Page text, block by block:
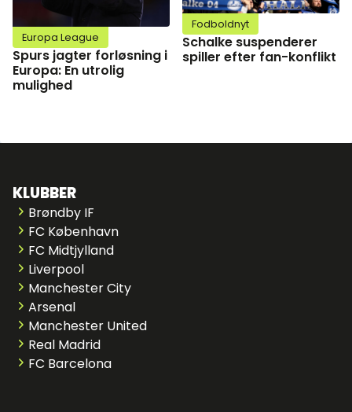
Europa League
Spurs jagter forløsning i
Europa: En utrolig
mulighed
Fodboldnyt
Schalke suspenderer
spiller efter fan-konflikt
KLUBBER
Brøndby IF
FC København
FC Midtjylland
Liverpool
Manchester City
Arsenal
Manchester United
Real Madrid
FC Barcelona